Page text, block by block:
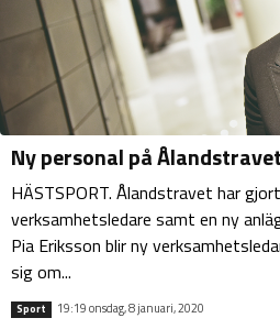
Ny personal på Ålandstravet
HÄSTSPORT. Ålandstravet har
verksamhetsledare samt en ny
Pia Eriksson blir ny
sig om...
Sport 19:19 onsdag, 8 januari, 2020